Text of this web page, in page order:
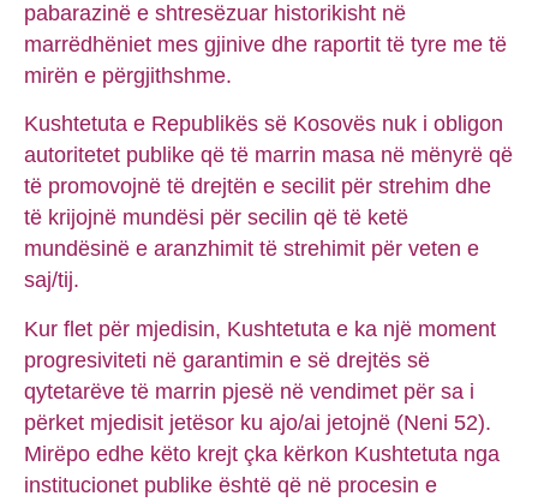
pabarazinë e shtresëzuar historikisht në
marrëdhëniet mes gjinive dhe raportit të tyre me të
mirën e përgjithshme.
Kushtetuta e Republikës së Kosovës nuk i obligon
autoritetet publike që të marrin masa në mënyrë që
të promovojnë të drejtën e secilit për strehim dhe
të krijojnë mundësi për secilin që të ketë
mundësinë e aranzhimit të strehimit për veten e
saj/tij.
Kur flet për mjedisin, Kushtetuta e ka një moment
progresiviteti në garantimin e së drejtës së
qytetarëve të marrin pjesë në vendimet për sa i
përket mjedisit jetësor ku ajo/ai jetojnë (Neni 52).
Mirëpo edhe këto krejt çka kërkon Kushtetuta nga
institucionet publike është që në procesin e